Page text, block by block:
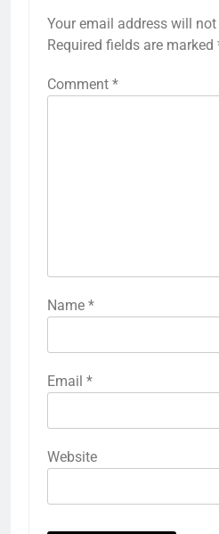
Your email address will
Required fields are marked
Comment *
Name *
Email *
Website